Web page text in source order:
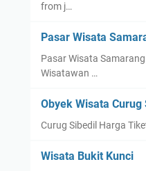
from j…
Pasar Wisata
Pasar Wisata
Wisatawan …
Obyek Wisata Curug
Curug Sibedil Harga
Wisata Bukit Kunci